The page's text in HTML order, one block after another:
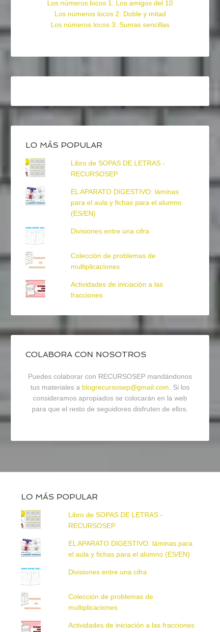
Los números locos 1: Los amigos del 10
Los números locos 2: Doble y mitad
Los números locos 3: Sumas sencillas
LO MÁS POPULAR
Libro de SOPAS DE LETRAS -
RECURSOSEP
EL APARATO DIGESTIVO: láminas
para el aula y fichas para el alumno
(ES/EN)
Divisiones entre una cifra
Colección de problemas de
multiplicaciones
Actividades de iniciación a las
fracciones
COLABORA CON NOSOTROS
Puedes colaborar con RECURSOSEP mandándonos
tus materiales a blogrecursosep@gmail.com. Si los
consideramos apropiados se colocarán en la web
para que el resto de seguidores disfruten de ellos.
LO MÁS POPULAR
Libro de SOPAS DE LETRAS -
RECURSOSEP
EL APARATO DIGESTIVO: láminas para
el aula y fichas para el alumno (ES/EN)
Divisiones entre una cifra
Colección de problemas de
multiplicaciones
Actividades de iniciación a las fracciones